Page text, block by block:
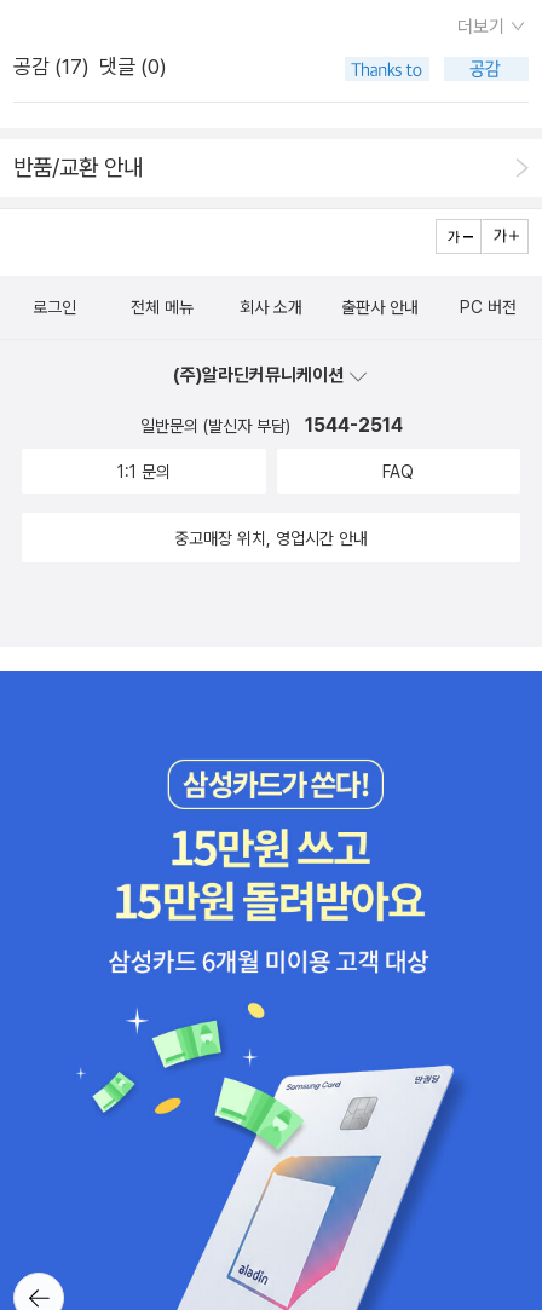
도 가시지 않고 있다. 1859년 ‘종의 기원’의 진화론은 창조론을
신봉하던 이들에게는 사회의 위계를 파괴하고 도덕적으로 타락
등을 하였다. ‘종의 기원’에서 이러한 그의 갈등을 대변하는 구절
고’ 이 구절은 원래 초판에서는 ‘한 두 원시적 형태에 생명의 숨결
다윈은 진화를 신의 작품으로도 볼 수 있다는 뉘앙스를 준 것이
다윈 내면의 갈등을 이 책을 통해 읽을 수 있다. 이렇게 ‘종의 기
한 책들을 추천한다. 다윈이후 발전한 진화론에 대해 궁금한 사람
들에게는 ‘다윈의 식탁’을 추천한다. ‘다윈의 식탁’은 스티븐 굴드
이 모여 대화하는 형식으로 쓰여, 누구나 쉽고 재미있게 읽을 수
인 유혹, 파우스트의 마르가레테 유혹, 사랑을 통한 구원의 약속
등이 다루어진다. 2부는 개인 파우스트가 아니라 서구의 인간들
여기서 서양 고전 세계를 상징하고, 파우스트는 르네상스 이후의
근대 서양 세계를 상징한다. 『신곡』[30]의 무대였던 천국, 지옥,
지상이 그대로 『파우스트』의 무대가 된다.몰리에르[46]의 경우
다. 번역 효과가 좀 미흡한들 어떠랴. 토마스 만[107] 등 위대한
거인을 어떻게든 만나야 한다.66. 제인 오스틴, 1775∼1817, 오
만과 편견, 엠마'개인 생활의 행복이 걸려 있는 아주 사소한 일들.'
그녀는 자신이 묘사하는 특별한 작은 세계의 회전축이 고상한 사
에 복잡하게 꼬이기도 하지만 늘 그런 것은 아니다), 사회적 계급
말이다.71. 알렉시스 드 토크빌, 1805∼1859, 미국의 민주주의
한다. 하나는 미국의 민주적(그는 이것을 평등주의와 같은 것으
로 보았다) 제도를 기술하고 분석하는 것이다. 다른 하나는 그 관
찰과 분석을 유럽(특히 프랑스) 정치의 사상과 실천에 있어서 하
나의 길잡이로 삼으려는 것이었다. 많은 사람들이 아직까지도 이
책이 미국을 분석한 가장 심오하고 현명하고 예견적인 저서라고
평가한다.그의 예견이 모두 성사된 것은 아니었다. 그러나 이 책
지 않을 수 없다. 게다가 이 책은 뛰어난 구조와 우아한 문제의식
을 갖춘 걸작이다. 토크빌 당시에 미국의 근대적 자본주의 구조는
아직 초창기에 지나지 않았지만, 그는 후대의 마르크스[82]보다
훨씬 더 예리하게 그 구조의 장래, 장점, 단점, 가능성을 꿰뚫어
보았다. 이미 150년 전에 토크빌은 '과반수 독재의 가능성'을 우
리에게 경고했다. 그는 우리가 현재 살고 있는 대중의 시대를 내
다보았다.72. 존 스튜어트 밀, 1806∼1873, 자유론, 여성의 종속
감정이 완전 배제된 영국적 방식으로 집필된『자유론』은 명석한
더보기
공감 (17) 댓글 (0)
반품/교환 안내
뒤로가
기
로그인 전체 메뉴 회사 소개 출판사 안내 PC 버전
(주)알라딘커뮤니케이션
일반문의 (발신자 부담) 1544-2514
1:1 문의 FAQ
중고매장 위치, 영업시간 안내